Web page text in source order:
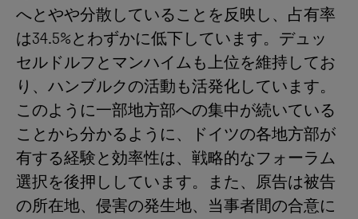
へとやや分散していることを反映し、占有率
は34.5%とわずかに低下しています。デュッ
セルドルフとマンハイムも上位を維持してお
り、ハンブルクの活動も活発化しています。
このように一部地方部への集中が続いている
ことから分かるように、ドイツの各地方部が
有する経験と効率性は、戦略的なフォーラム
選択を後押ししています。また、原告は被告
の所在地、侵害の発生地、当事者間の合意に